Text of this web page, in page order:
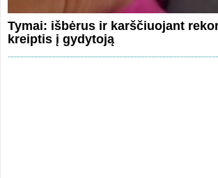
Tymai: išbėrus ir karščiuojant
kreiptis į gydytoją